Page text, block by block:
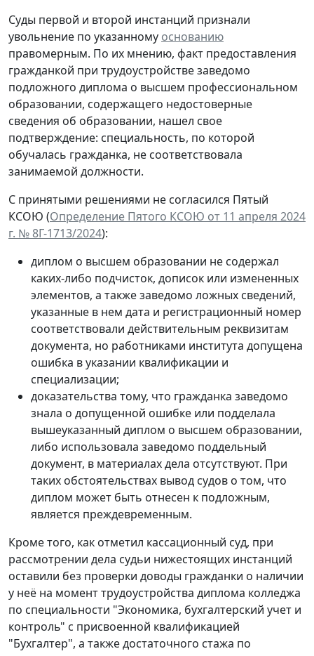
Суды первой и второй инстанций признали
увольнение по указанному основанию
правомерным. По их мнению, факт предоставления
гражданкой при трудоустройстве заведомо
подложного диплома о высшем профессиональном
образовании, содержащего недостоверные
сведения об образовании, нашел свое
подтверждение: специальность, по которой
обучалась гражданка, не соответствовала
занимаемой должности.
С принятыми решениями не согласился Пятый
КСОЮ (Определение Пятого КСОЮ от 11 апреля 2024
г. № 8Г-1713/2024):
диплом о высшем образовании не содержал
каких-либо подчисток, дописок или измененных
элементов, а также заведомо ложных сведений,
указанные в нем дата и регистрационный номер
соответствовали действительным реквизитам
документа, но работниками института допущена
ошибка в указании квалификации и
специализации;
доказательства тому, что гражданка заведомо
знала о допущенной ошибке или подделала
вышеуказанный диплом о высшем образовании,
либо использовала заведомо поддельный
документ, в материалах дела отсутствуют. При
таких обстоятельствах вывод судов о том, что
диплом может быть отнесен к подложным,
является преждевременным.
Кроме того, как отметил кассационный суд, при
рассмотрении дела судьи нижестоящих инстанций
оставили без проверки доводы гражданки о наличии
у неё на момент трудоустройства диплома колледжа
по специальности "Экономика, бухгалтерский учет и
контроль" с присвоенной квалификацией
"Бухгалтер", а также достаточного стажа по